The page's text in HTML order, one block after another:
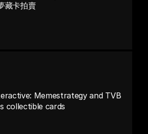
藏卡拍賣
Memestrategy and TVB
collectible cards